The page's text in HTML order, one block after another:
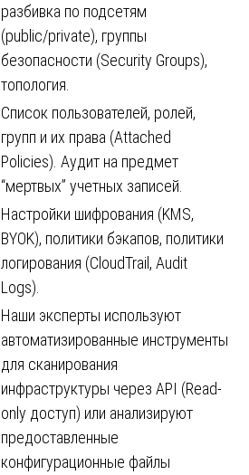
разбивка по подсетям
(public/private), группы
безопасности (Security Groups),
топология.
Список пользователей, ролей,
групп и их права (Attached
Policies). Аудит на предмет
“мертвых” учетных записей.
Настройки шифрования (KMS,
BYOK), политики бэкапов, политики
логирования (CloudTrail, Audit
Logs).
Наши эксперты используют
автоматизированные инструменты
для сканирования
инфраструктуры через API (Read-
only доступ) или анализируют
предоставленные
конфигурационные файлы